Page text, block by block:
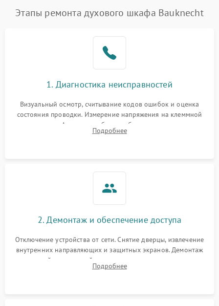
Этапы ремонта духового шкафа Bauknecht
1. Диагностика неисправностей
Визуальный осмотр, считывание кодов ошибок и оценка
состояния проводки. Измерение напряжения на клеммной
колодке. Анализ жалоб на проблемы с нагревом,
конвекцией, панелью управления или блокировкой дверцы.
Подробнее
2. Демонтаж и обеспечение доступа
Отключение устройства от сети. Снятие дверцы, извлечение
внутренних направляющих и защитных экранов. Демонтаж
задней или верхней панели для прямого доступа к
нагревательным элементам, плате и вентиляторам.
Подробнее